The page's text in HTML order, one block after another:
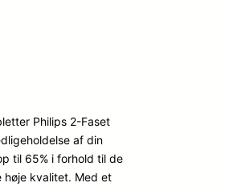
Philips 2-Faset
af din
til 65% i forhold til de
høje kvalitet. Med et